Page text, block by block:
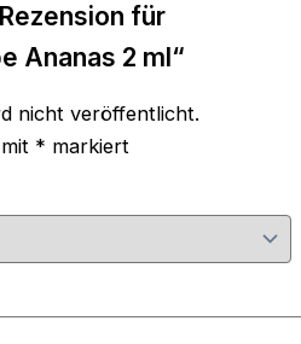
für
Ananas 2 ml“
nicht veröffentlicht.
* markiert